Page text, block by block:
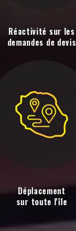
Réactivité sur les
demandes de devis
Déplacement
sur toute l'île